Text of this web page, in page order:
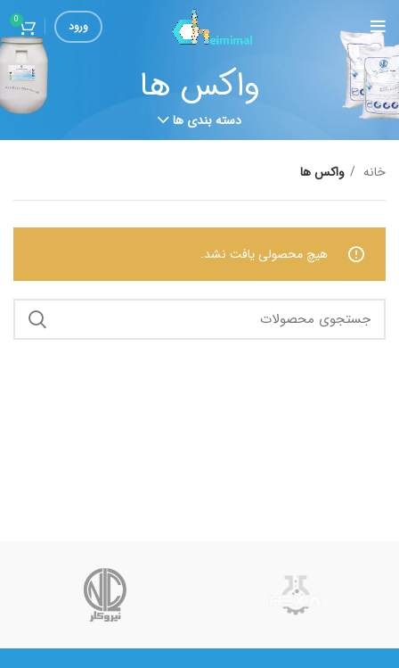
ورود 0
واکس ها
دسته بندی ها
خانه واکس ها
هیچ محصولی یافت نشد.